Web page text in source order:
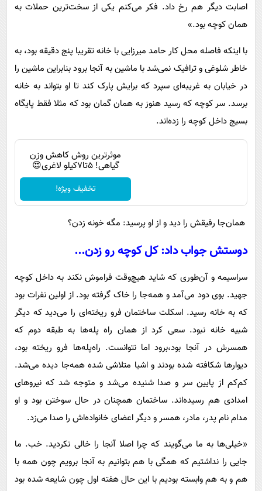
اصابت دیگر هم رخ داد. فکر می‌کنم یکی از سخت‌ترین حملات به
همان کوچه بود.»
با اینکه فاصله محل کار حامد میرزایی با خانه تقریبا پنج دقیقه بود، به
خاطر شلوغی و ترافیک نمی‌شد با ماشین به آنجا برود بنابراین ماشین را
در خیابان به غریبه‌ای سپرد که برایش پارک کند تا او بتواند به خانه
برسد. سر کوچه که رسید هنوز به همان گمان بود که مثلا فقط پایگاه
بسیج داخل کوچه را زده‌اند.
موثرترین روش کاهش وزن
گیاهی! 5تا۷کیلو لاغری😍
تخفیف ویژه!
همان‌جا رفیقش را دید و از او پرسید: مگه خونه زدن؟
دوستش جواب داد: کل کوچه رو زدن...
سراسیمه و آن‌طوری که شاید هیچ‌وقت فراموش نکند به داخل کوچه
جهید. بوی دود می‌آمد و همه‌جا را خاک گرفته بود. از اولین نفرات بود
که به خانه رسید. اسکلت ساختمان فرو ریخته‌ای را می‌دید که دیگر
شبیه خانه نبود. سعی کرد از همان راه پله‌ها به طبقه دوم که
همسرش در آنجا بود،برود اما نتوانست. راه‌پله‌ها فرو ریخته بود،
دیوارها شکافته شده بودند و اشیا متلاشی شده همه‌جا دیده می‌شد.
کم‌کم از پایین سر و صدا شنیده می‌شد و متوجه شد که نیروهای
امدادی هم رسیده‌اند. ساختمان همچنان در حال سوختن بود و او
مدام نام پدر، مادر، همسر و دیگر اعضای خانواده‌اش را صدا می‌زد.
«خیلی‌ها به ما می‌گویند که چرا اصلا آنجا را خالی نکردید. خب. ما
جایی را نداشتیم که همگی با هم بتوانیم به آنجا برویم چون همه با
هم و به هم وابسته بودیم با این حال هفته اول چون شایعه شده بود